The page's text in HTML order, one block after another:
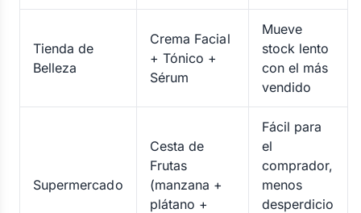
Tienda de
Belleza
Crema Facial
+ Tónico +
Sérum
Mueve
stock lento
con el más
vendido
Supermercado
Cesta de
Frutas
(manzana +
plátano +
Fácil para
el
comprador,
menos
desperdicio